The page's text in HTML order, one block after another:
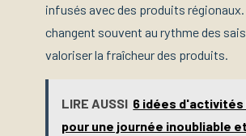
infusés avec des produits
changent souvent au rythme des
valoriser la fraîcheur des produits.
LIRE AUSSI 6 idées d'activités
pour une journée inoubliable